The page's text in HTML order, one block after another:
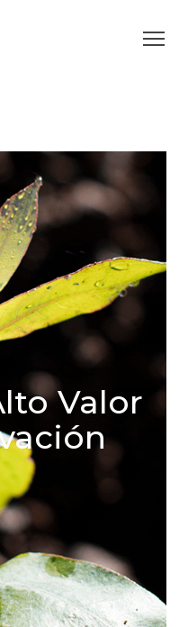
Valor